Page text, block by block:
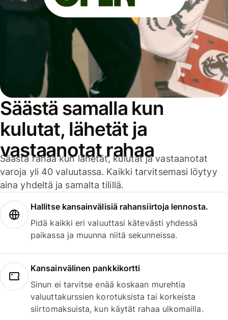
Säästä samalla kun
kulutat, lähetät ja
vastaanotat rahaa
Säästä rahaa kun lähetät, kulutat ja vastaanotat
varoja yli 40 valuutassa. Kaikki tarvitsemasi löytyy
aina yhdeltä ja samalta tilillä.
Hallitse kansainvälisiä rahansiirtoja lennosta.
Pidä kaikki eri valuuttasi kätevästi yhdessä
paikassa ja muunna niitä sekunneissa.
Kansainvälinen pankkikortti
Sinun ei tarvitse enää koskaan murehtia
valuuttakurssien korotuksista tai korkeista
siirtomaksuista, kun käytät rahaa ulkomailla.